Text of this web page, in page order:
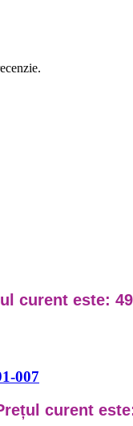
curent este:
007
curent